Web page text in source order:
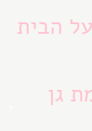
הבית